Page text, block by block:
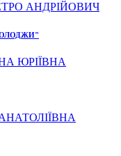
АНДРІЙОВИЧ
ЮРІЇВНА